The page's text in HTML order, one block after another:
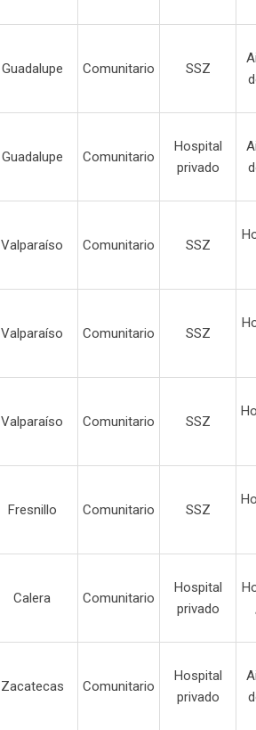
Guadalupe Comunitario SSZ
Guadalupe Comunitario
Hospital
privado
Valparaíso Comunitario SSZ
Valparaíso Comunitario SSZ
Valparaíso Comunitario SSZ
Fresnillo Comunitario SSZ
Calera Comunitario
Hospital
privado
Zacatecas Comunitario
Hospital
privado